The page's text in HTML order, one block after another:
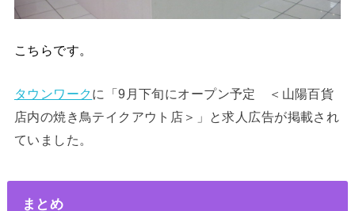
こちらです。
タウンワークに「9月下旬にオープン予定 ＜山陽百貨
店内の焼き鳥テイクアウト店＞」と求人広告が掲載され
ていました。
まとめ